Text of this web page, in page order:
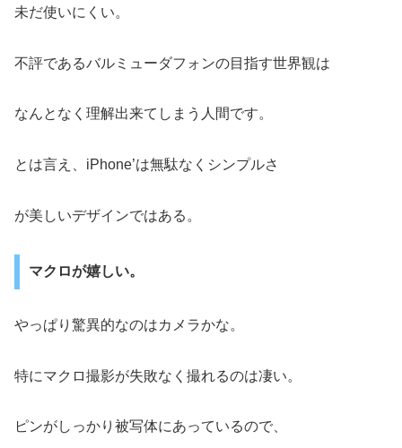
未だ使いにくい。
不評であるバルミューダフォンの目指す世界観は
なんとなく理解出来てしまう人間です。
とは言え、iPhone’は無駄なくシンプルさ
が美しいデザインではある。
マクロが嬉しい。
やっぱり驚異的なのはカメラかな。
特にマクロ撮影が失敗なく撮れるのは凄い。
ピンがしっかり被写体にあっているので、